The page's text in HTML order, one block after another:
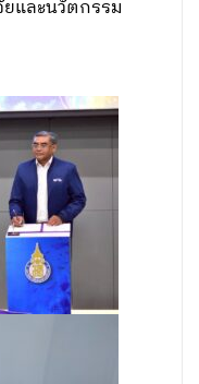
และนวัตกรรม